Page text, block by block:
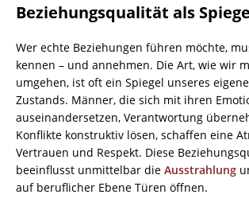
Beziehungsqualität als
Wer echte Beziehungen führen möchte,
kennen – und annehmen. Die Art, wie wir
umgehen, ist oft ein Spiegel unseres
Zustands. Männer, die sich mit ihren
auseinandersetzen, Verantwortung
Konflikte konstruktiv lösen, schaffen eine
Vertrauen und Respekt. Diese
beeinflusst unmittelbar die Ausstrahlung
auf beruflicher Ebene Türen öffnen.